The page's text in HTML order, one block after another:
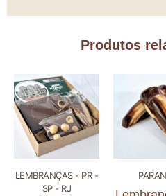
Produtos
LEMBRANÇAS - PR -
SP - RJ